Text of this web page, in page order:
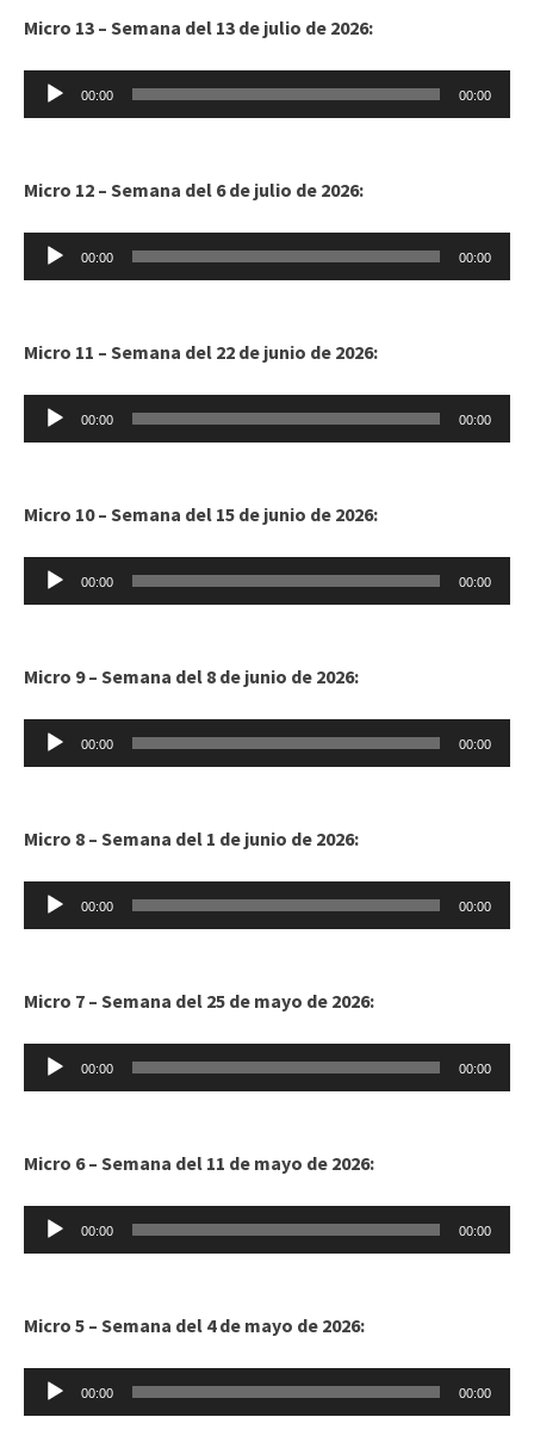
Micro 13 – Semana del 13 de julio de 2026:
Reproductor
00:00 00:00
Micro 12 – Semana del 6 de julio de 2026:
Reproductor
00:00 00:00
Micro 11 – Semana del 22 de junio de 2026:
Reproductor
00:00 00:00
Micro 10 – Semana del 15 de junio de 2026:
Reproductor
00:00 00:00
Micro 9 – Semana del 8 de junio de 2026:
Reproductor
00:00 00:00
Micro 8 – Semana del 1 de junio de 2026:
Reproductor
00:00 00:00
Micro 7 – Semana del 25 de mayo de 2026:
Reproductor
00:00 00:00
Micro 6 – Semana del 11 de mayo de 2026:
Reproductor
00:00 00:00
Micro 5 – Semana del 4 de mayo de 2026:
Reproductor
00:00 00:00